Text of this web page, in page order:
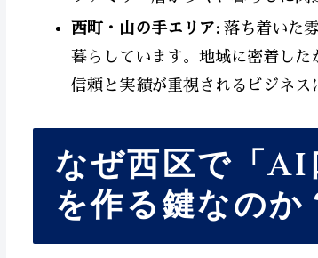
西町・山の手エリア: 落ち着いた
暮らしています。地域に密着した
信頼と実績が重視されるビジネス
なぜ西区で「AI
を作る鍵なのか